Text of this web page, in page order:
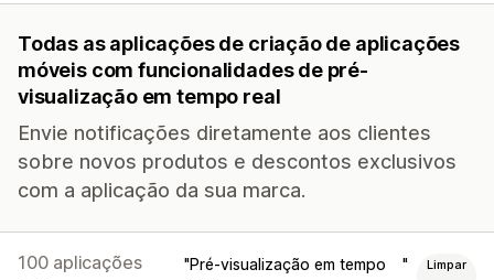
Todas as aplicações de criação de aplicações
móveis com funcionalidades de pré-
visualização em tempo real
Envie notificações diretamente aos clientes
sobre novos produtos e descontos exclusivos
com a aplicação da sua marca.
100 aplicações
Pré-visualização em tempo
Limpar